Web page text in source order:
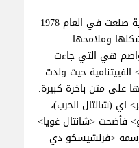
عرفت امجاداً كثيرة حتى ان دمية صنعت في العام 1978
وملامحها
هي التي جاءت
حيث ولدت
عائلتها على متن باخرة كبيرة.
اي (شانتال الحرب)،
فأضحت <شانتال غويا>
<فرنشيسكو دي